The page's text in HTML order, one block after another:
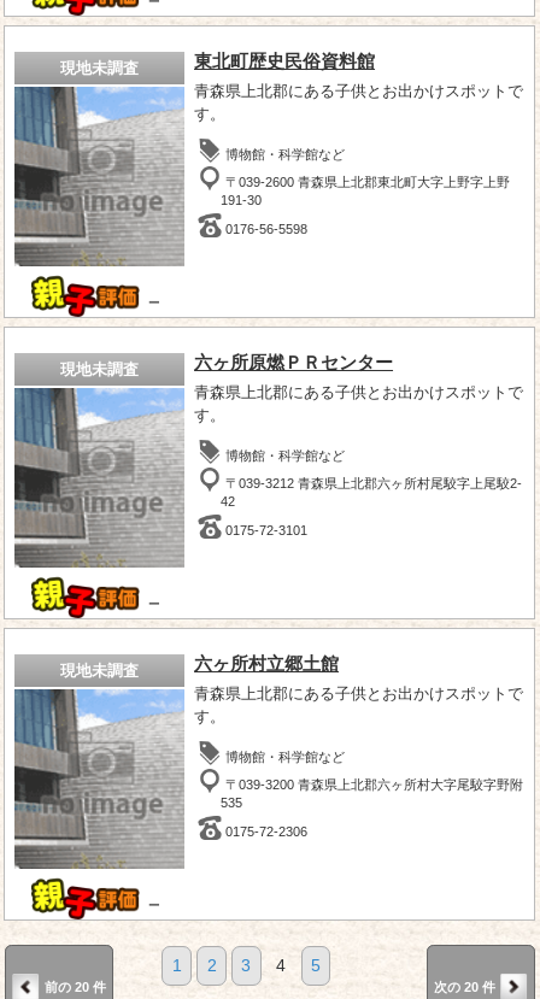
現地未調査
－
東北町歴史民俗資料館
青森県上北郡にある子供とお出かけスポットで
す。
博物館・科学館など
〒039-2600 青森県上北郡東北町大字上野字上野
191-30
0176-56-5598
現地未調査
－
六ヶ所原燃ＰＲセンター
青森県上北郡にある子供とお出かけスポットで
す。
博物館・科学館など
〒039-3212 青森県上北郡六ヶ所村尾駮字上尾駮2-
42
0175-72-3101
現地未調査
－
六ヶ所村立郷土館
青森県上北郡にある子供とお出かけスポットで
す。
博物館・科学館など
〒039-3200 青森県上北郡六ヶ所村大字尾駮字野附
535
0175-72-2306
前の 20 件
1 2 3 4 5
次の 20 件